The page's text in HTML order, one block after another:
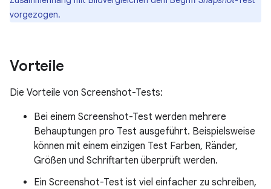
vorgezogen.
Vorteile
Die Vorteile von Screenshot-Tests:
Bei einem Screenshot-Test werden mehrere
Behauptungen pro Test ausgeführt. Beispielsweise
können mit einem einzigen Test Farben, Ränder,
Größen und Schriftarten überprüft werden.
Ein Screenshot-Test ist viel einfacher zu schreiben,